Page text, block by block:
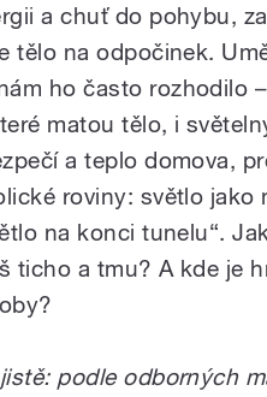
a chuť do pohybu,
tělo na odpočinek.
ho často rozhodilo
matou tělo, i
a teplo domova,
roviny: světlo jako
na konci tunelu“.
ticho a tmu? A kde je
podle odborných